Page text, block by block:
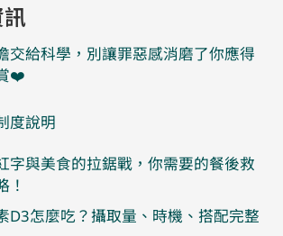
交給科學，別讓罪惡感消磨了你應得
❤️
度說明
字與美食的拉鋸戰，你需要的餐後救
！
D3怎麼吃？攝取量、時機、搭配完整